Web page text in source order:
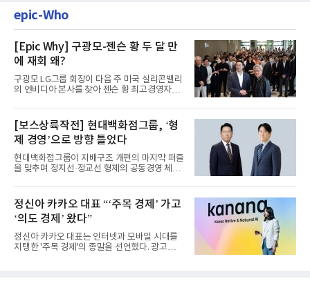
epic-Who
[Epic Why] 구광모-젠슨 황 두 달 만
에 재회 왜?
구광모 LG그룹 회장이 다음 주 미국 실리콘밸리
의 엔비디아 본사를 찾아 젠슨 황 최고경영자
[보스상륙작전] 현대백화점그룹, ‘형
제 경영’으로 방향 틀었다
현대백화점그룹이 지배구조 개편의 마지막 퍼즐
을 맞추며 정지선·정교선 형제의 공동경영 체제
정신아 카카오 대표 “‘주목 경제’ 가고
‘의도 경제’ 왔다”
정신아 카카오 대표는 인터넷과 모바일 시대를
지탱한 '주목 경제'의 종말을 선언했다. 광고를